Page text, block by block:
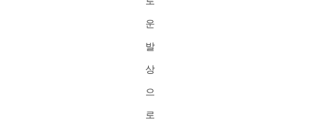
운
발
상
으
로